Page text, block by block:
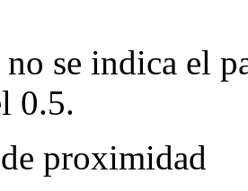
se indica el
0.5.
proximidad